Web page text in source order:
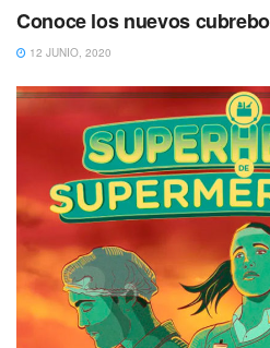
Conoce los nuevos
12 JUNIO, 2020